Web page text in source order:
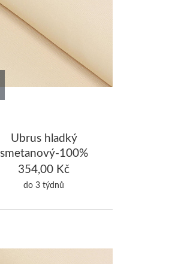
Ubrus hladký
smetanový-100%
Bavlna 120x180cm
354,00 Kč
do 3 týdnů